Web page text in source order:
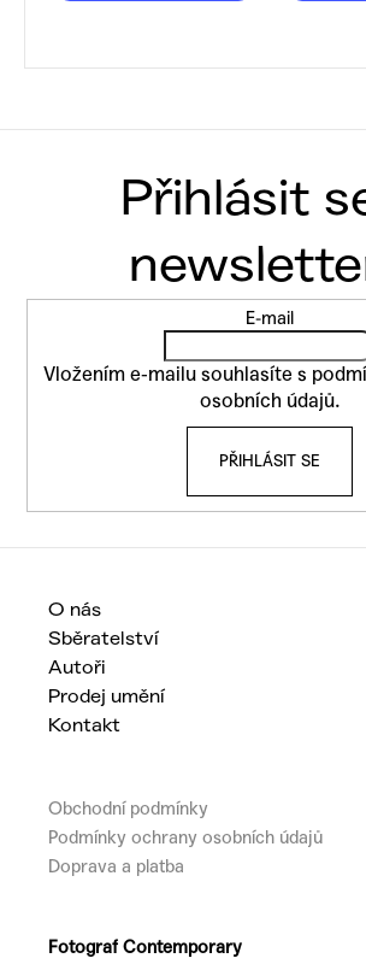
E-mail
Vložením e-mailu souhlasíte s
osobních údajů.
PŘIHLÁSIT SE
O nás
Sběratelství
Autoři
Prodej umění
Kontakt
Obchodní podmínky
Podmínky ochrany osobních údajů
Doprava a platba
Fotograf Contemporary